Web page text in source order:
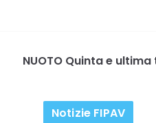
NUOTO Quinta e
Notizie FIPAV